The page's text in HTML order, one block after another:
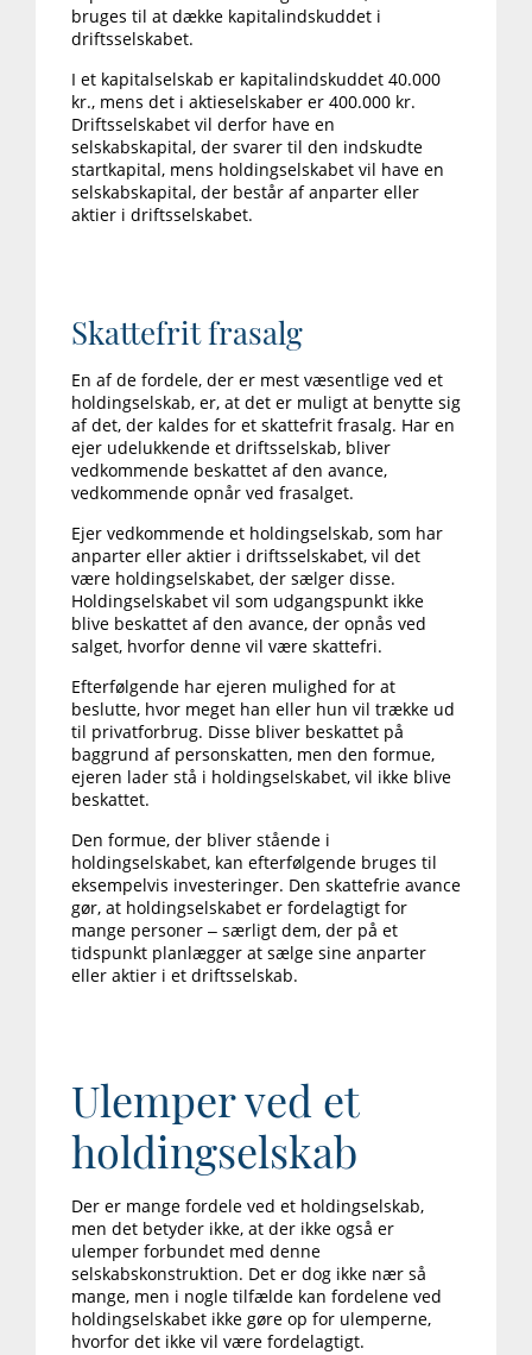
bruges til at dække kapitalindskuddet i
driftsselskabet.
I et kapitalselskab er kapitalindskuddet 40.000
kr., mens det i aktieselskaber er 400.000 kr.
Driftsselskabet vil derfor have en
selskabskapital, der svarer til den indskudte
startkapital, mens holdingselskabet vil have en
selskabskapital, der består af anparter eller
aktier i driftsselskabet.
Skattefrit frasalg
En af de fordele, der er mest væsentlige ved et
holdingselskab, er, at det er muligt at benytte sig
af det, der kaldes for et skattefrit frasalg. Har en
ejer udelukkende et driftsselskab, bliver
vedkommende beskattet af den avance,
vedkommende opnår ved frasalget.
Ejer vedkommende et holdingselskab, som har
anparter eller aktier i driftsselskabet, vil det
være holdingselskabet, der sælger disse.
Holdingselskabet vil som udgangspunkt ikke
blive beskattet af den avance, der opnås ved
salget, hvorfor denne vil være skattefri.
Efterfølgende har ejeren mulighed for at
beslutte, hvor meget han eller hun vil trække ud
til privatforbrug. Disse bliver beskattet på
baggrund af personskatten, men den formue,
ejeren lader stå i holdingselskabet, vil ikke blive
beskattet.
Den formue, der bliver stående i
holdingselskabet, kan efterfølgende bruges til
eksempelvis investeringer. Den skattefrie avance
gør, at holdingselskabet er fordelagtigt for
mange personer – særligt dem, der på et
tidspunkt planlægger at sælge sine anparter
eller aktier i et driftsselskab.
Ulemper ved et
holdingselskab
Der er mange fordele ved et holdingselskab,
men det betyder ikke, at der ikke også er
ulemper forbundet med denne
selskabskonstruktion. Det er dog ikke nær så
mange, men i nogle tilfælde kan fordelene ved
holdingselskabet ikke gøre op for ulemperne,
hvorfor det ikke vil være fordelagtigt.